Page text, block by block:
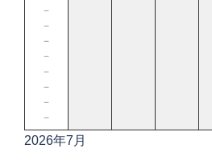
－
－
－
－
－
－
－
－
2026年7月